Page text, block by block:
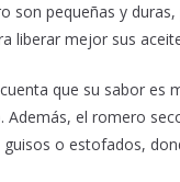
son pequeñas y
liberar mejor sus
que su sabor es
el romero
o estofados,